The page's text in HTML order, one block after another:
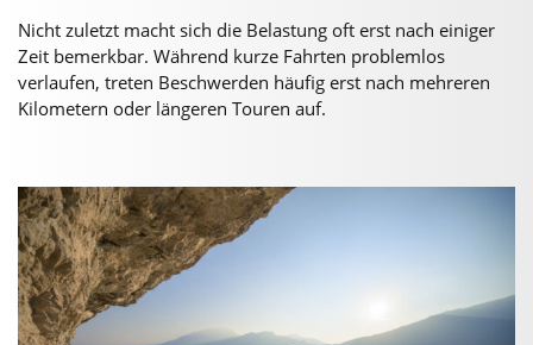
Nicht zuletzt macht sich die Belastung oft erst nach einiger
Zeit bemerkbar. Während kurze Fahrten problemlos
verlaufen, treten Beschwerden häufig erst nach mehreren
Kilometern oder längeren Touren auf.